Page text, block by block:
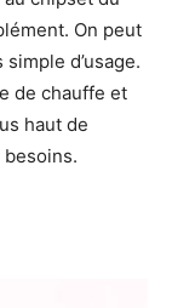
On peut
d’usage.
de chauffe et
haut de
besoins.